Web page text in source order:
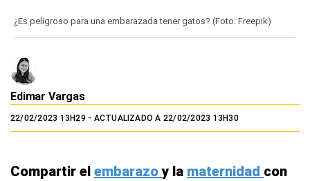
¿Es peligroso para una embarazada tener gatos? (Foto: Freepik)
Edimar Vargas
22/02/2023 13H29 - ACTUALIZADO A 22/02/2023 13H30
Compartir el embarazoy la maternidad con